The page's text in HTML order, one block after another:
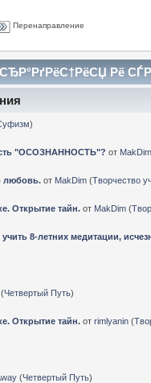
Перенаправление
Рё
)
"ОСОЗНАННОСТЬ"? от MakDim
любовь.от MakDim(Творчество
Открытие тайн.от MakDim(
8-летних медитации,
Четвертый Путь)
Открытие тайн.от rimlyanin(
(Четвертый Путь)